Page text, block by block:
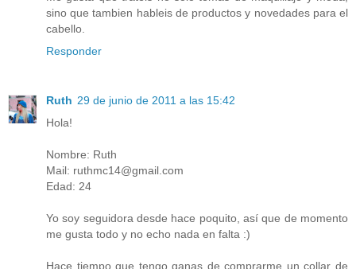
sino que tambien hableis de productos y novedades para el
cabello.
Responder
Ruth 29 de junio de 2011 a las 15:42
Hola!
Nombre: Ruth
Mail: ruthmc14@gmail.com
Edad: 24
Yo soy seguidora desde hace poquito, así que de momento
me gusta todo y no echo nada en falta :)
Hace tiempo que tengo ganas de comprarme un collar de